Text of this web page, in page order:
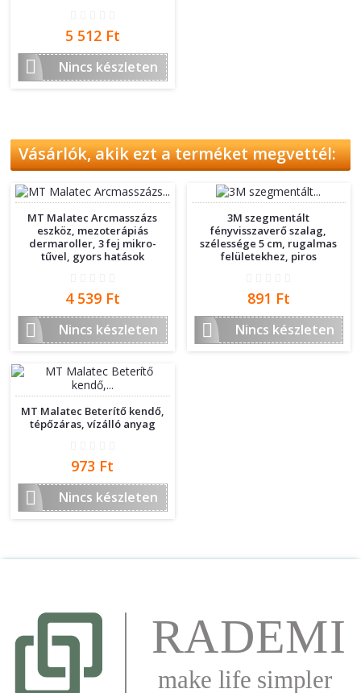
Ár
5 512 Ft
 Nincs készleten
Vásárlók, akik ezt a terméket megvettél:
MT Malatec Arcmasszázs
eszköz, mezoterápiás
dermaroller, 3 fej mikro-
tűvel, gyors hatások
Ár
4 539 Ft
 Nincs készleten
3M szegmentált
fényvisszaverő szalag,
szélessége 5 cm, rugalmas
felületekhez, piros
Ár
891 Ft
 Nincs készleten
MT Malatec Beterítő kendő,
tépőzáras, vízálló anyag
Ár
973 Ft
 Nincs készleten